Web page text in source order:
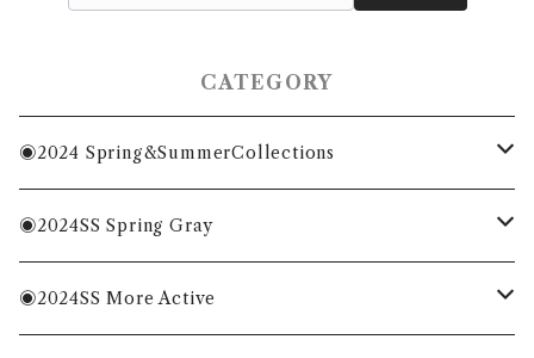
CATEGORY
◉2024 Spring&SummerCollections
MENS
WOMENS
◉2024SS Spring Gray
MENS
◉2024SS More Active